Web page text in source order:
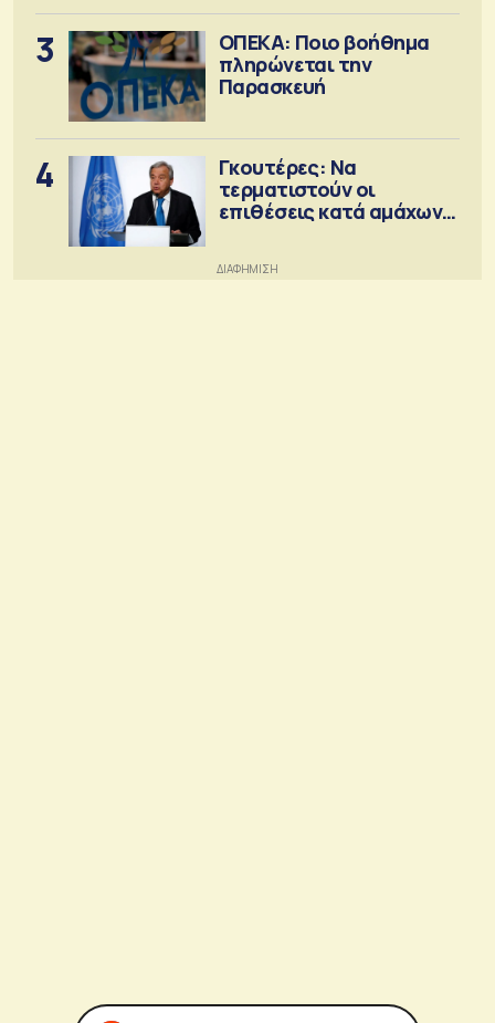
3
ΟΠΕΚΑ: Ποιο βοήθημα
πληρώνεται την
Παρασκευή
4
Γκουτέρες: Να
τερματιστούν οι
επιθέσεις κατά αμάχων